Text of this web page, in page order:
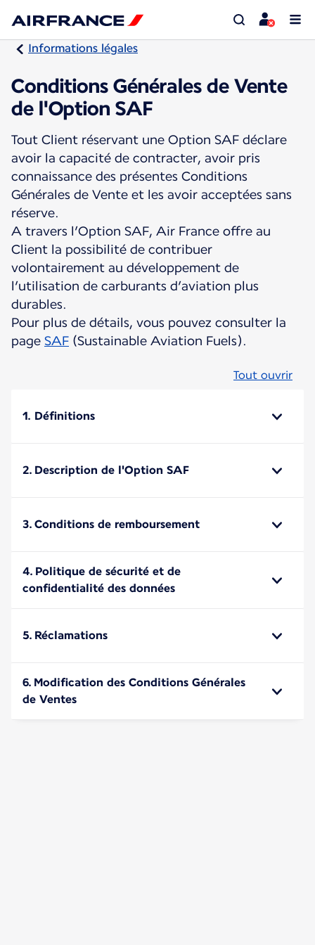
Informations légales
Conditions Générales de Vente
de l'Option SAF
Tout Client réservant une Option SAF déclare
avoir la capacité de contracter, avoir pris
connaissance des présentes Conditions
Générales de Vente et les avoir acceptées sans
réserve.
A travers l’Option SAF, Air France offre au
Client la possibilité de contribuer
volontairement au développement de
l’utilisation de carburants d’aviation plus
durables.
Pour plus de détails, vous pouvez consulter la
page SAF (Sustainable Aviation Fuels).
Tout ouvrir
1. Définitions
2. Description de l'Option SAF
3. Conditions de remboursement
4. Politique de sécurité et de
confidentialité des données
5. Réclamations
6. Modification des Conditions Générales
de Ventes